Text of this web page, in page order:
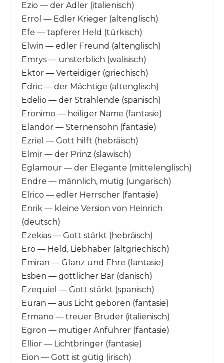
Ezio — der Adler (italienisch)
Errol — Edler Krieger (altenglisch)
Efe — tapferer Held (türkisch)
Elwin — edler Freund (altenglisch)
Emrys — unsterblich (walisisch)
Ektor — Verteidiger (griechisch)
Edric — der Mächtige (altenglisch)
Edelio — der Strahlende (spanisch)
Eronimo — heiliger Name (fantasie)
Elandor — Sternensohn (fantasie)
Ezriel — Gott hilft (hebräisch)
Elmir — der Prinz (slawisch)
Eglamour — der Elegante (mittelenglisch)
Endre — männlich, mutig (ungarisch)
Elrico — edler Herrscher (fantasie)
Enrik — kleine Version von Heinrich
(deutsch)
Ezekias — Gott stärkt (hebräisch)
Ero — Held, Liebhaber (altgriechisch)
Emiran — Glanz und Ehre (fantasie)
Esben — göttlicher Bär (dänisch)
Ezequiel — Gott stärkt (spanisch)
Euran — aus Licht geboren (fantasie)
Ermano — treuer Bruder (italienisch)
Egron — mutiger Anführer (fantasie)
Ellior — Lichtbringer (fantasie)
Eion — Gott ist gütig (irisch)